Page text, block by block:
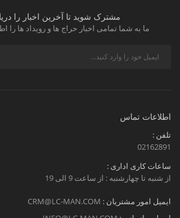
مشترک شوید تا آخرین اخبار را
ما به شما تمامی اخبار حراج ها و رویداد ها را
اطلاعات تماس
تلفن :
02162891
ساعات کاری اداری :
از شنبه تا چهارشنبه : از ساعت 9 الی 19
ایمیل امور مشتریان : CRM@LC-MAN.COM